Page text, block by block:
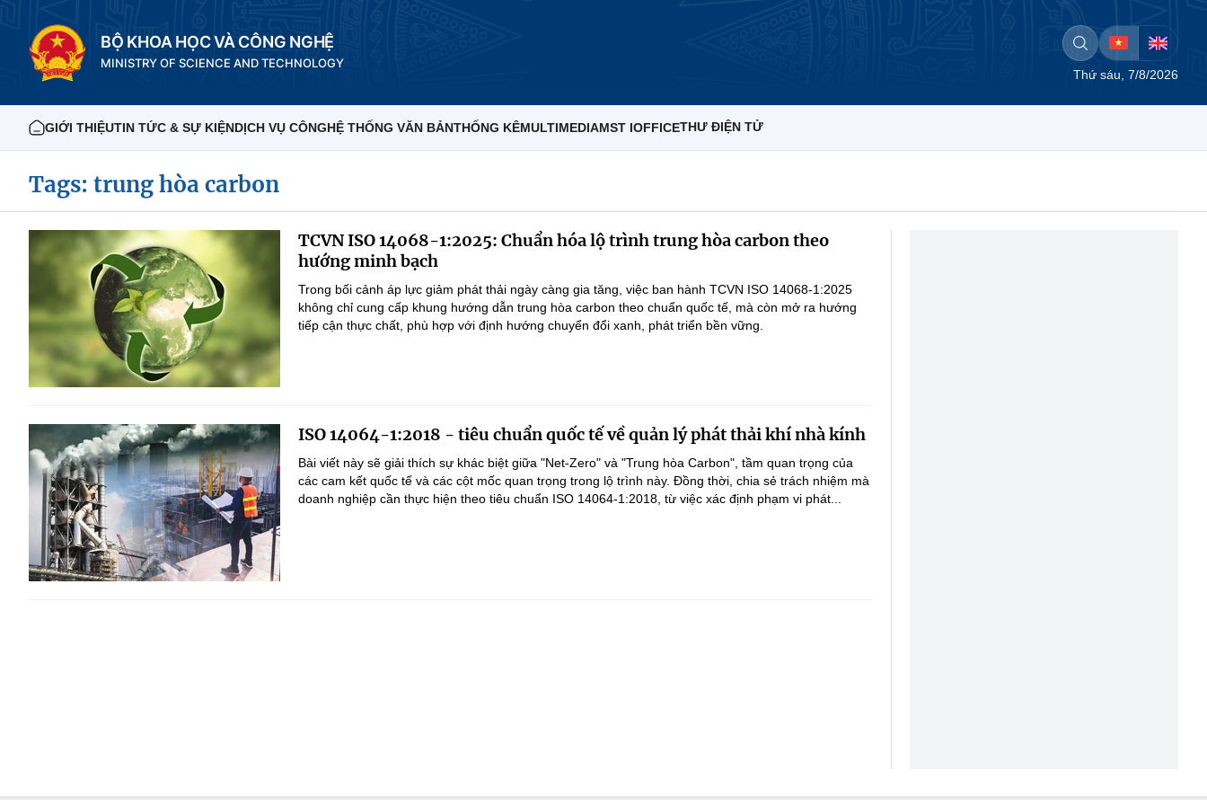
BỘ KHOA HỌC VÀ CÔNG NGHỆ
MINISTRY OF SCIENCE AND TECHNOLOGY
Thứ sáu, 7/8/2026
GIỚI THIỆUTIN TỨC & SỰ KIỆNDỊCH VỤ CÔNGHỆ THỐNG VĂN BẢNTHỐNG KÊMULTIMEDIAMST IOFFICETHƯ ĐIỆN TỬ
Tags: trung hòa carbon
TCVN ISO 14068-1:2025: Chuẩn hóa lộ trình trung hòa carbon theo
hướng minh bạch
Trong bối cảnh áp lực giảm phát thải ngày càng gia tăng, việc ban hành TCVN ISO 14068-1:2025
không chỉ cung cấp khung hướng dẫn trung hòa carbon theo chuẩn quốc tế, mà còn mở ra hướng
tiếp cận thực chất, phù hợp với định hướng chuyển đổi xanh, phát triển bền vững.
ISO 14064-1:2018 - tiêu chuẩn quốc tế về quản lý phát thải khí nhà kính
Bài viết này sẽ giải thích sự khác biệt giữa "Net-Zero" và "Trung hòa Carbon", tầm quan trọng của
các cam kết quốc tế và các cột mốc quan trọng trong lộ trình này. Đồng thời, chia sẻ trách nhiệm mà
doanh nghiệp cần thực hiện theo tiêu chuẩn ISO 14064-1:2018, từ việc xác định phạm vi phát...